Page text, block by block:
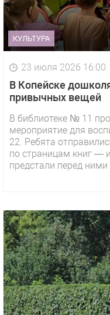
КУЛЬТУРА
23 июля 2026 16:00
В Копейске
привычных вещей
В библиотеке № 11
мероприятие для
22. Ребята
по страницам книг —
предстали перед ними